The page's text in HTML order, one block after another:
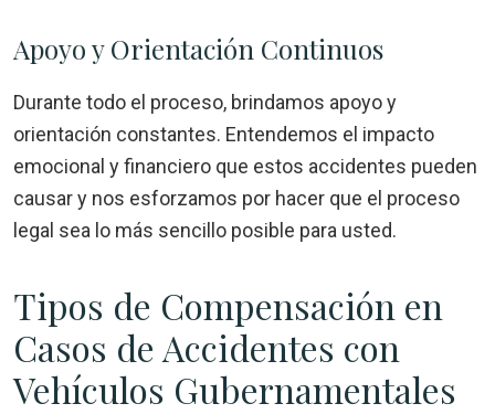
Apoyo y Orientación Continuos
Durante todo el proceso, brindamos apoyo y
orientación constantes. Entendemos el impacto
emocional y financiero que estos accidentes pueden
causar y nos esforzamos por hacer que el proceso
legal sea lo más sencillo posible para usted.
Tipos de Compensación en
Casos de Accidentes con
Vehículos Gubernamentales